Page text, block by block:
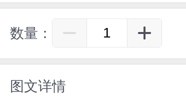
数量：
图文详情